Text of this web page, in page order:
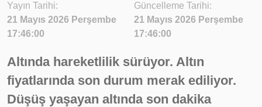
Yayın Tarihi:
21 Mayıs 2026 Perşembe
17:46:00
Güncelleme Tarihi:
21 Mayıs 2026 Perşembe
17:46:00
Altında hareketlilik sürüyor. Altın
fiyatlarında son durum merak ediliyor.
Düşüş yaşayan altında son dakika